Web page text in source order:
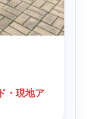
・現地ア